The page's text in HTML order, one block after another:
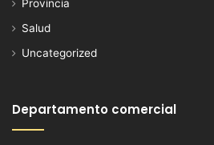
Provincia
Salud
Uncategorized
Departamento comercial